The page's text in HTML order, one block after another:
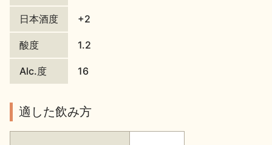
地酒・イベント情報
日本酒度 +2
酸度 1.2
Alc.度 16
適した飲み方